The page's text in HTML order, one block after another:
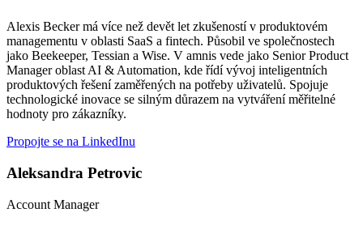
Alexis Becker má více než devět let zkušeností v produktovém
managementu v oblasti SaaS a fintech. Působil ve společnostech
jako Beekeeper, Tessian a Wise. V amnis vede jako Senior Product
Manager oblast AI & Automation, kde řídí vývoj inteligentních
produktových řešení zaměřených na potřeby uživatelů. Spojuje
technologické inovace se silným důrazem na vytváření měřitelné
hodnoty pro zákazníky.
Propojte se na LinkedInu
Aleksandra Petrovic
Account Manager